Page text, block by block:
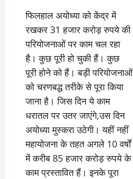
फिलहाल अयोध्या को केंद्र में
रखकर 31 हजार करोड़ रुपये की
परियोजनाओं पर काम चल रहा
है। कुछ पूरी हो चुकी हैं। कुछ
पूरी होने को हैं। बड़ी परियोजनाओं
को चरणबद्ध तरीके से पूरा किया
जाना है। जिस दिन ये काम
धरातल पर उतर जाएंगे,उस दिन
अयोध्या मुस्करा उठेगी। यहीं नहीं
महायोजना के तहत अगले 10 वर्षों
में करीब 85 हजार करोड़ रुपये के
काम प्रस्तावित हैं। इनके पूरा